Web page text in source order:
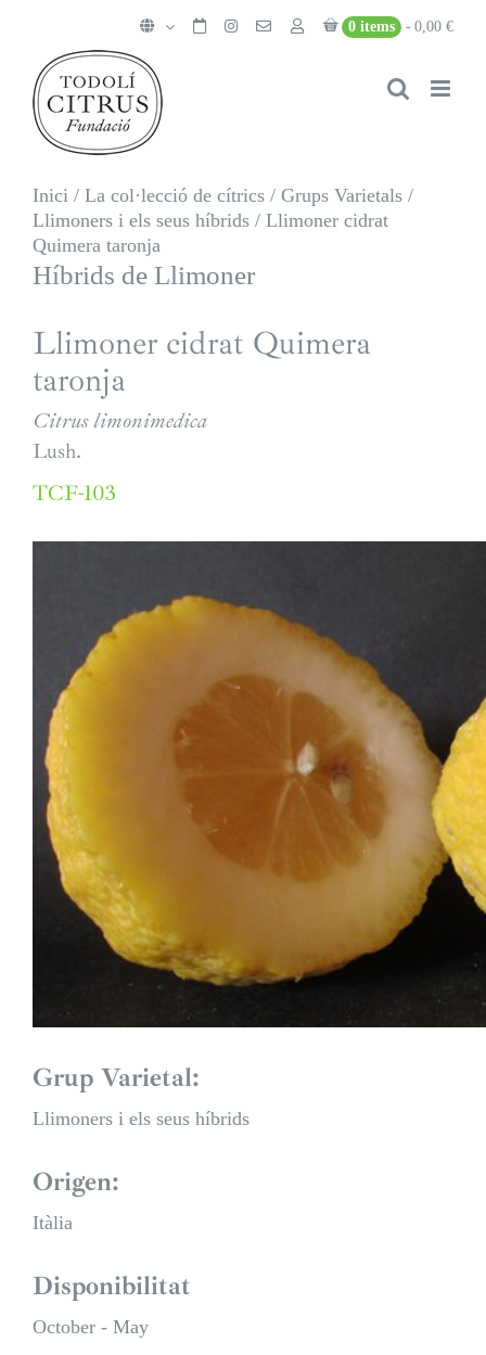
content
0 items 0,00 €
Inici / La col·lecció de cítrics / Grups Varietals /
Llimoners i els seus híbrids / Llimoner cidrat
Quimera taronja
Híbrids de Llimoner
Llimoner cidrat Quimera
taronja
Citrus limonimedica
Lush.
TCF-103
Grup Varietal:
Llimoners i els seus híbrids
Origen:
Itàlia
Disponibilitat
October - May